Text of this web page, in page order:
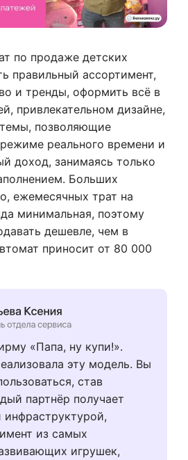
по продаже детских
правильный ассортимент,
и тренды, оформить всё в
привлекательном дизайне,
позволяющие
реального времени и
доход, занимаясь только
Больших
ежемесячных трат на
минимальная, поэтому
дешевле, чем в
приносит от 80 000
«Папа, ну купи!».
эту модель. Вы
став
партнёр получает
инфраструктурой,
из самых
игрушек,